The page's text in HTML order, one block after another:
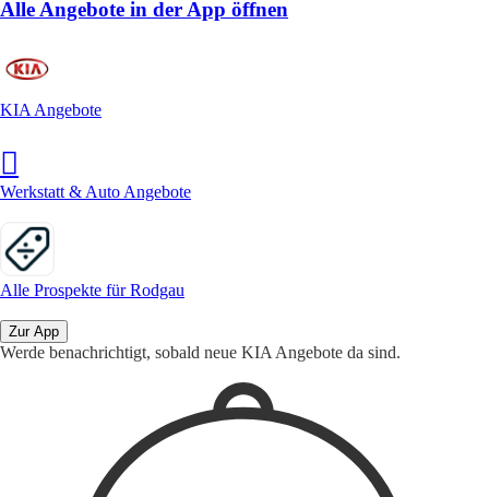
Alle Angebote in der App öffnen
KIA Angebote
Werkstatt & Auto Angebote
Alle Prospekte für Rodgau
Zur App
Werde benachrichtigt, sobald neue KIA Angebote da sind.